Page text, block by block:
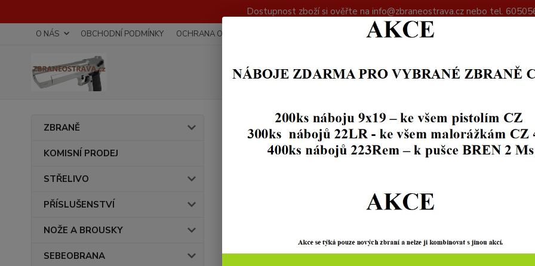
Dostupnost zboží si ověřte na info@zbraneostrava.cz nebo tel.
O NÁS OBCHODNÍ PODMÍNKY OCHRANA OSOBNÍCH ÚDAJŮ
Hledat
ZBRANĚ
KOMISNÍ PRODEJ
STŘELIVO
PŘÍSLUŠENSTVÍ
NOŽE A BROUSKY
SEBEOBRANA
OPTIKA PUŠKOHLEDY Gumová clona na poškohled rovná
Gumová clona na poškohled rovná